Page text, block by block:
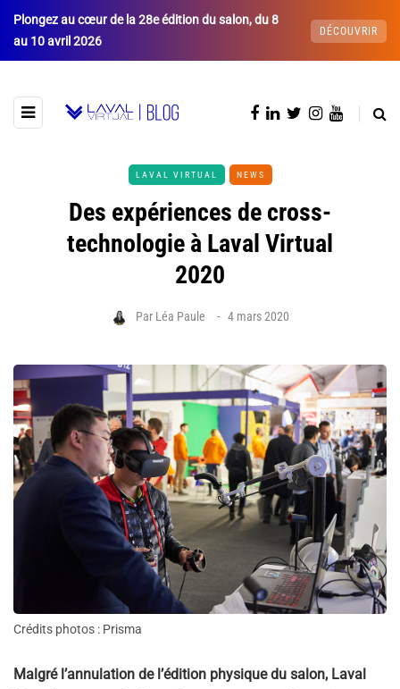
Plongez au cœur de la 28e édition du salon, du 8
au 10 avril 2026
DÉCOUVRIR
LAVAL VIRTUAL NEWS
Des expériences de cross-
technologie à Laval Virtual
2020
Par Léa Paule 4 mars 2020
Crédits photos : Prisma
Malgré l’annulation de l’édition physique du salon, Laval